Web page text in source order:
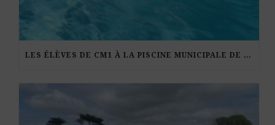
LES ÉLÈVES DE CM1 À LA PISCINE MUNICIPALE DE KERDURAND